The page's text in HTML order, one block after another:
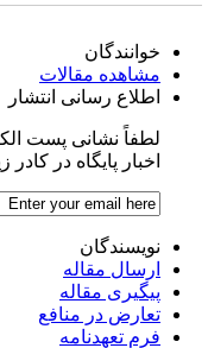
خوانندگان
مشاهده مقالات
اطلاع رسانی انتشار
لطفاً نشانی پست
اخبار پایگاه در کادر
نویسندگان
ارسال مقاله
پیگیری مقاله
تعارض در منافع
فرم تعهدنامه